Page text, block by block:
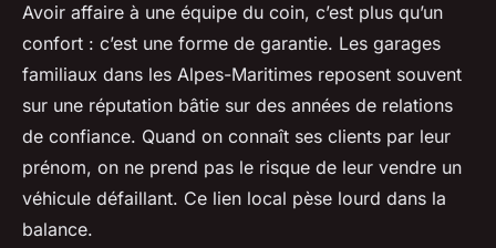
Avoir affaire à une équipe du coin, c’est plus qu’un
confort : c’est une forme de garantie. Les garages
familiaux dans les Alpes-Maritimes reposent souvent
sur une réputation bâtie sur des années de relations
de confiance. Quand on connaît ses clients par leur
prénom, on ne prend pas le risque de leur vendre un
véhicule défaillant. Ce lien local pèse lourd dans la
balance.